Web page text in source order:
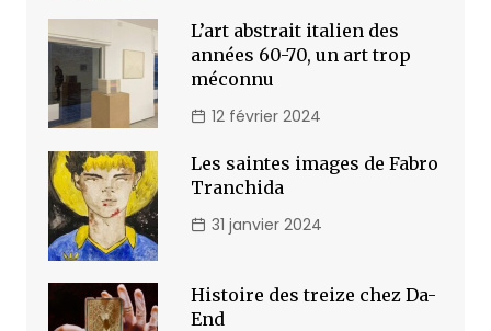
L’art abstrait italien des
années 60-70, un art trop
méconnu
12 février 2024
Les saintes images de Fabro
Tranchida
31 janvier 2024
Histoire des treize chez Da-
End